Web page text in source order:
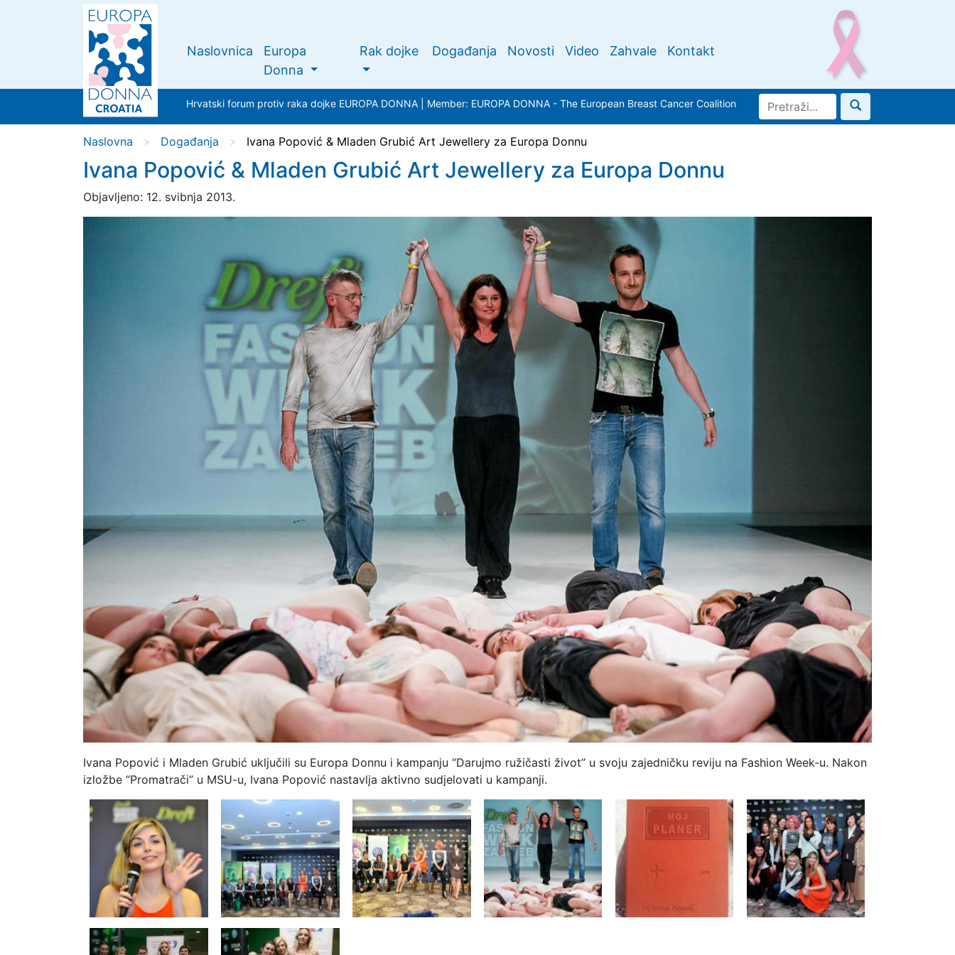
Naslovnica
Europa
Donna
Rak dojke Događanja Novosti Video Zahvale Kontakt
Hrvatski forum protiv raka dojke EUROPA DONNA | Member: EUROPA DONNA - The European Breast Cancer Coalition
Naslovna > Događanja > Ivana Popović & Mladen Grubić Art Jewellery za Europa Donnu
Ivana Popović & Mladen Grubić Art Jewellery za Europa Donnu
Objavljeno: 12. svibnja 2013.
Ivana Popović i Mladen Grubić uključili su Europa Donnu i kampanju “Darujmo ružičasti život” u svoju zajedničku reviju na Fashion Week-u. Nakon
izložbe “Promatrači” u MSU-u, Ivana Popović nastavlja aktivno sudjelovati u kampanji.